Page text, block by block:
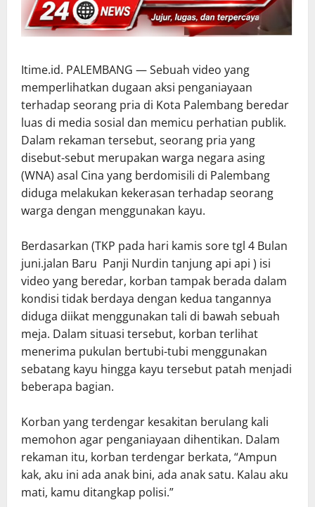
Itime.id. PALEMBANG — Sebuah video yang
memperlihatkan dugaan aksi penganiayaan
terhadap seorang pria di Kota Palembang beredar
luas di media sosial dan memicu perhatian publik.
Dalam rekaman tersebut, seorang pria yang
disebut-sebut merupakan warga negara asing
(WNA) asal Cina yang berdomisili di Palembang
diduga melakukan kekerasan terhadap seorang
warga dengan menggunakan kayu.
Berdasarkan (TKP pada hari kamis sore tgl 4 Bulan
juni.jalan Baru Panji Nurdin tanjung api api ) isi
video yang beredar, korban tampak berada dalam
kondisi tidak berdaya dengan kedua tangannya
diduga diikat menggunakan tali di bawah sebuah
meja. Dalam situasi tersebut, korban terlihat
menerima pukulan bertubi-tubi menggunakan
sebatang kayu hingga kayu tersebut patah menjadi
beberapa bagian.
Korban yang terdengar kesakitan berulang kali
memohon agar penganiayaan dihentikan. Dalam
rekaman itu, korban terdengar berkata, “Ampun
kak, aku ini ada anak bini, ada anak satu. Kalau aku
mati, kamu ditangkap polisi.”